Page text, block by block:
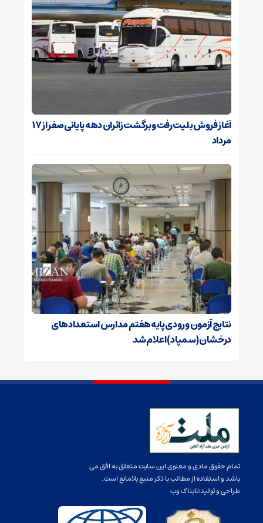
آغاز فروش بلیت رفت و برگشت زائران دهه پایانی صفر از ۱۷
مرداد
نتایج آزمون ورودی پایه هفتم مدارس استعدادهای
درخشان (سمپاد) اعلام شد
تمام حقوق مادی و معنوی این سایت متعلق به افق می
باشد و استفاده از مطالب با ذکر منبع بلامانع است.
طراحی و تولید:تابناک وب